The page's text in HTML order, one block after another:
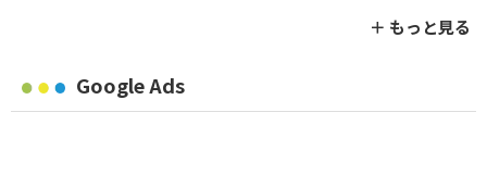
＋ もっと見る
Google Ads